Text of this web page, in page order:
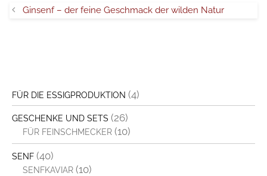
Ginsenf – der feine Geschmack der wilden Natur
FÜR DIE ESSIGPRODUKTION (4)
GESCHENKE UND SETS (26)
FÜR FEINSCHMECKER (10)
SENF (40)
SENFKAVIAR (10)